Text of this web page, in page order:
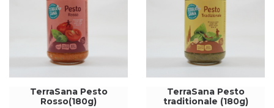
TerraSana Pesto
Rosso(180g)
TerraSana Pesto
traditionale (180g)